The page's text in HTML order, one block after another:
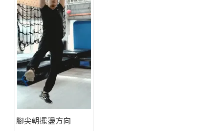
腳尖朝擺盪方向